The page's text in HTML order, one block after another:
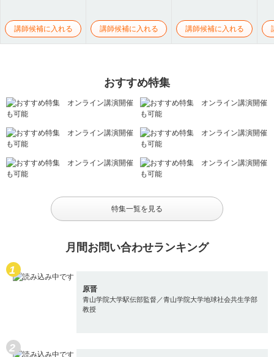
講師候補に入れる 講師候補に入れる 講師候補に入れる
おすすめ特集
特集一覧を見る
月間お問い合わせランキング
原晋
青山学院大学駅伝部監督／青山学院大学地球社会共生学部
教授